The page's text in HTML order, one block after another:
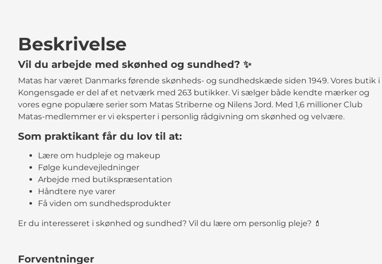
Beskrivelse
Vil du arbejde med skønhed og sundhed? ✨
Matas har været Danmarks førende skønheds- og sundhedskæde siden 1949. Vores butik i
Kongensgade er del af et netværk med 263 butikker. Vi sælger både kendte mærker og
vores egne populære serier som Matas Striberne og Nilens Jord. Med 1,6 millioner Club
Matas-medlemmer er vi eksperter i personlig rådgivning om skønhed og velvære.
Som praktikant får du lov til at:
Lære om hudpleje og makeup
Følge kundevejledninger
Arbejde med butikspræsentation
Håndtere nye varer
Få viden om sundhedsprodukter
Er du interesseret i skønhed og sundhed? Vil du lære om personlig pleje? 💄
Forventninger